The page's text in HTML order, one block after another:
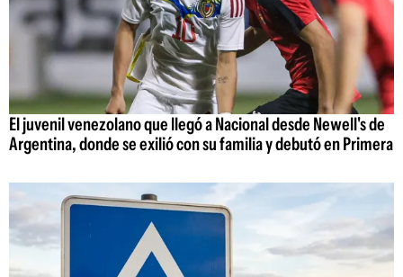
El juvenil venezolano que llegó a Nacional desde Newell's de
Argentina, donde se exilió con su familia y debutó en Primera